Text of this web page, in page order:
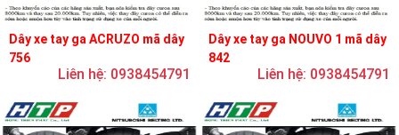
Dây xe tay ga ACRUZO mã dây
756
Liên hệ: 0938454791
Dây xe tay ga NOUVO 1 mã dây
842
Liên hệ: 0938454791